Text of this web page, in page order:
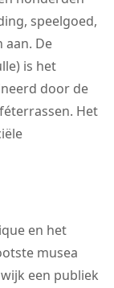
speelgoed,
aan. De
is het
door de
Het
en het
musea
een publiek